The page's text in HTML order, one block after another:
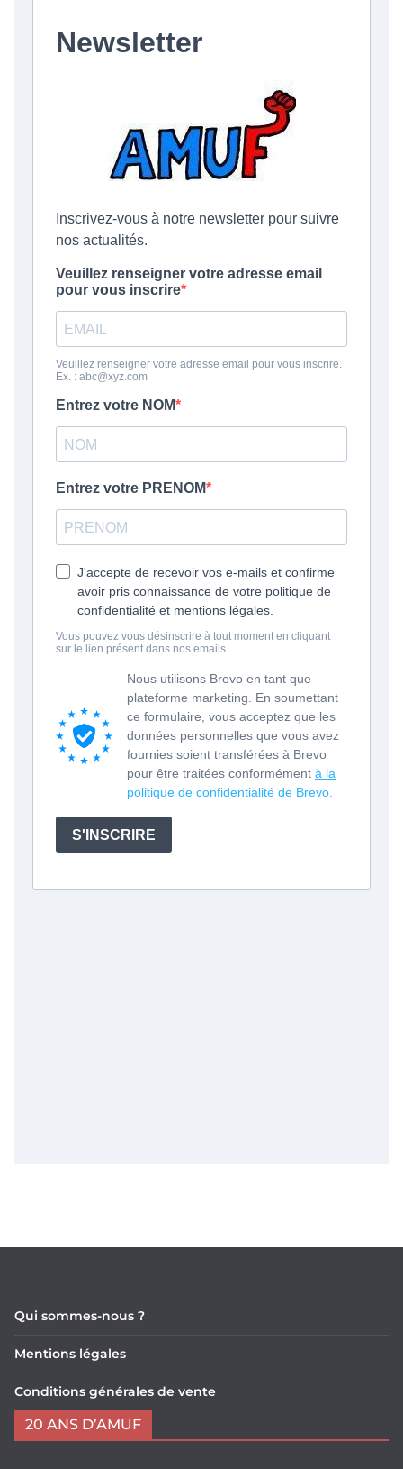
Qui sommes-nous ?
Mentions légales
Conditions générales de vente
20 ANS D’AMUF